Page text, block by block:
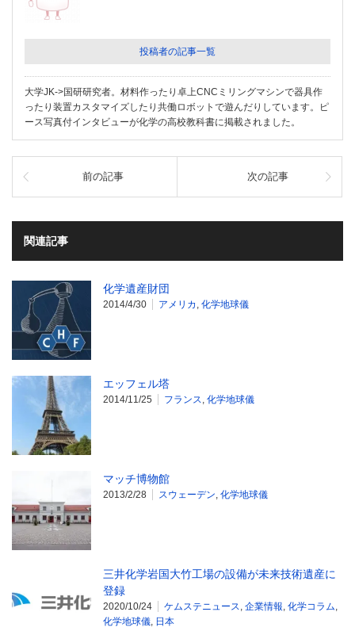
投稿者の記事一覧
大学JK->国研研究者。材料作ったり卓上CNCミリングマシンで器具作
ったり装置カスタマイズしたり共働ロボットで遊んだりしています。ピ
ース写真付インタビューが化学の高校教科書に掲載されました。
前の記事 次の記事
関連記事
化学遺産財団
2014/4/30 アメリカ , 化学地球儀
エッフェル塔
2014/11/25 フランス, 化学地球儀
マッチ博物館
2013/2/28 スウェーデン, 化学地球儀
三井化学岩国大竹工場の設備が未来技術遺産に
登録
2020/10/24 ケムステニュース, 企業情報, 化学コラム,
化学地球儀, 日本